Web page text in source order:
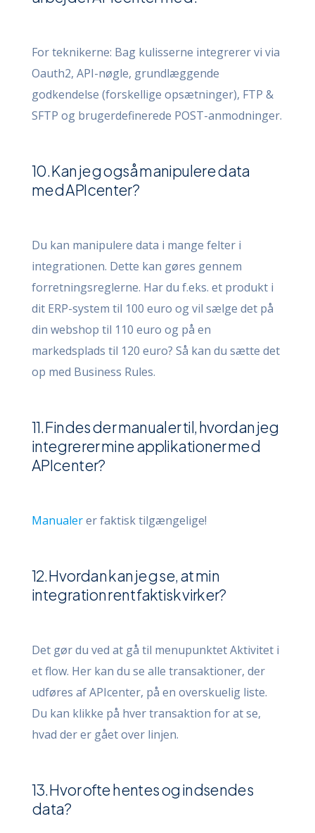
For teknikerne: Bag kulisserne integrerer vi via
Oauth2, API-nøgle, grundlæggende
godkendelse (forskellige opsætninger), FTP &
SFTP og brugerdefinerede POST-anmodninger.
10. Kan jeg også manipulere data
med APIcenter?
Du kan manipulere data i mange felter i
integrationen. Dette kan gøres gennem
forretningsreglerne. Har du f.eks. et produkt i
dit ERP-system til 100 euro og vil sælge det på
din webshop til 110 euro og på en
markedsplads til 120 euro? Så kan du sætte det
op med Business Rules.
11. Findes der manualer til, hvordan jeg
integrerer mine applikationer med
APIcenter?
Manualerer faktisk tilgængelige!
12. Hvordan kan jeg se, at min
integration rent faktisk virker?
Det gør du ved at gå til menupunktet Aktivitet i
et flow. Her kan du se alle transaktioner, der
udføres af APIcenter, på en overskuelig liste.
Du kan klikke på hver transaktion for at se,
hvad der er gået over linjen.
13. Hvor ofte hentes og indsendes
data?